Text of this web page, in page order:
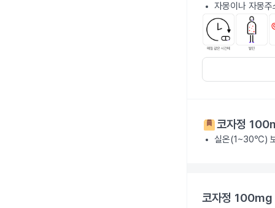
자몽이나 자몽
코자정
실온(1~30℃)
코자정 100mg